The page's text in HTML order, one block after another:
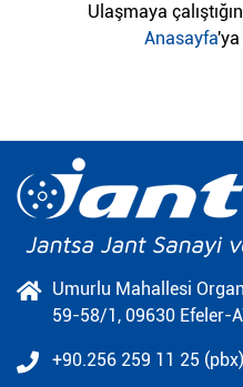
Ulaşmaya
Anasayfa'ya
Umurlu Mahallesi
59-58/1, 09630 Efeler-
+90.256 259 11 25 (pbx)